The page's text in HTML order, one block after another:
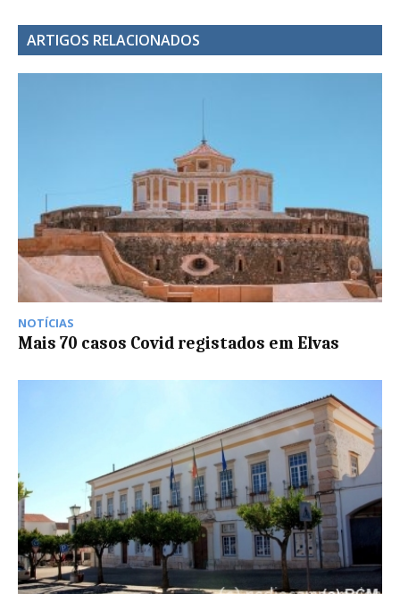
ARTIGOS RELACIONADOS
NOTÍCIAS
Mais 70 casos Covid registados em Elvas